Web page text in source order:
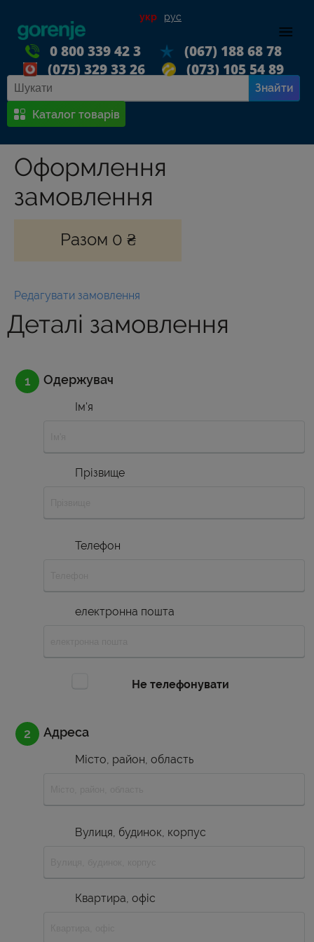
укр рус
0 800 339 42 3
(067) 188 68 78
(075) 329 33 26
(073) 105 54 89
Каталог товарів
Знайти
Оформлення
замовлення
Разом 0 ₴
Редагувати замовлення
Деталі замовлення
Одержувач
Ім'я
Прізвище
Телефон
електронна пошта
Не телефонувати
Адреса
Місто, район, область
Вулиця, будинок, корпус
Квартира, офіс